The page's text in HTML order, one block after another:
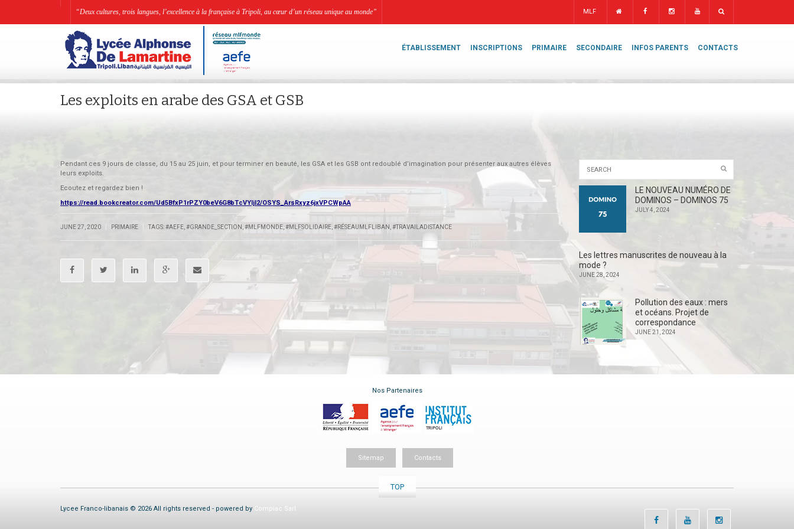
“Deux cultures, trois langues, l’excellence à la française à Tripoli, au cœur d’un réseau unique au monde” MLF
ÉTABLISSEMENT INSCRIPTIONS PRIMAIRE SECONDAIRE INFOS PARENTS CONTACTS
Les exploits en arabe des GSA et GSB
Pendant ces 9 jours de classe, du 15 au 25 juin, et pour terminer en beauté, les GSA et les GSB ont redoublé d’imagination pour présenter aux autres élèves
leurs exploits.
Ecoutez et regardez bien !
https://read.bookcreator.com/Ud5BfxP1rPZY0beV6G8bTcVYljl2/OSYS_ArsRxyz6jxVPCWpAA
JUNE 27, 2020 PRIMAIRE TAGS:#AEFE #GRANDE_SECTION #MLFMONDE #MLFSOLIDAIRE #RÉSEAUMLFLIBAN #TRAVAILADISTANCE
LE NOUVEAU NUMÉRO DE
DOMINOS – DOMINOS 75
JULY 4, 2024
Les lettres manuscrites de nouveau à la
mode ?
JUNE 28, 2024
Pollution des eaux : mers
et océans. Projet de
correspondance
JUNE 21, 2024
Nos Partenaires
Sitemap Contacts
TOP
Lycee Franco-libanais © 2026 All rights reserved - powered by Compiac Sarl